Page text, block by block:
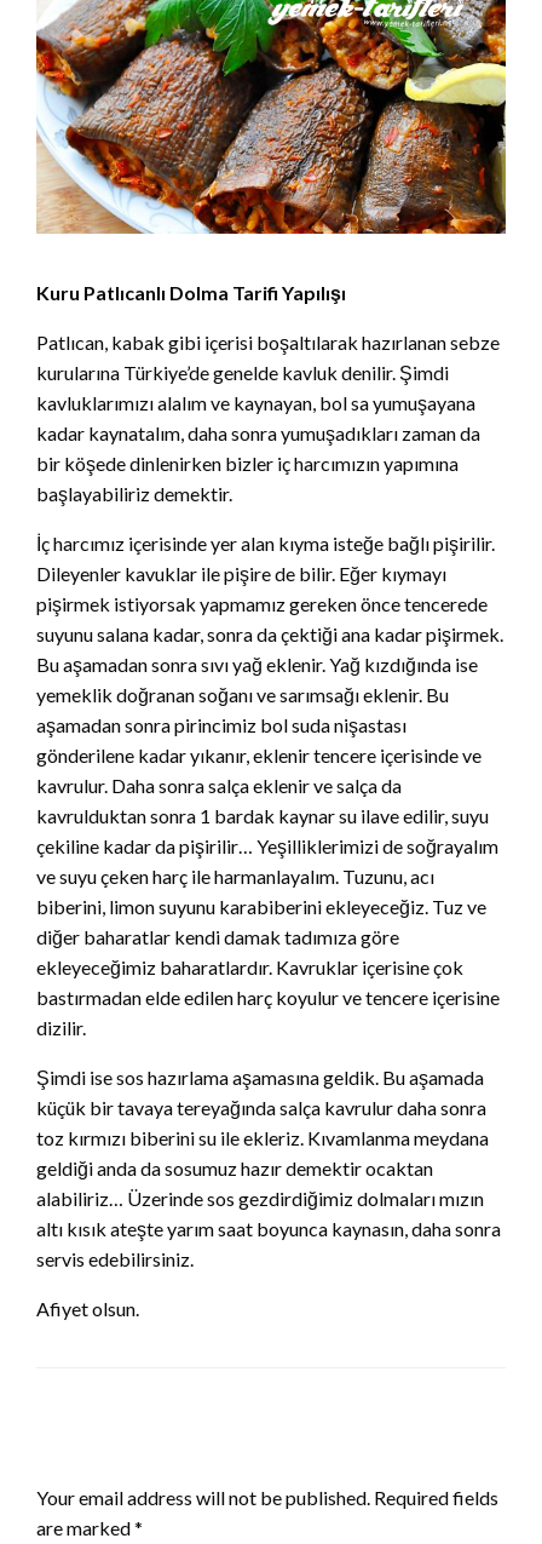
Kuru Patlıcanlı Dolma Tarifi Yapılışı
Patlıcan, kabak gibi içerisi boşaltılarak hazırlanan sebze
kurularına Türkiye’de genelde kavluk denilir. Şimdi
kavluklarımızı alalım ve kaynayan, bol sa yumuşayana
kadar kaynatalım, daha sonra yumuşadıkları zaman da
bir köşede dinlenirken bizler iç harcımızın yapımına
başlayabiliriz demektir.
İç harcımız içerisinde yer alan kıyma isteğe bağlı pişirilir.
Dileyenler kavuklar ile pişire de bilir. Eğer kıymayı
pişirmek istiyorsak yapmamız gereken önce tencerede
suyunu salana kadar, sonra da çektiği ana kadar pişirmek.
Bu aşamadan sonra sıvı yağ eklenir. Yağ kızdığında ise
yemeklik doğranan soğanı ve sarımsağı eklenir. Bu
aşamadan sonra pirincimiz bol suda nişastası
gönderilene kadar yıkanır, eklenir tencere içerisinde ve
kavrulur. Daha sonra salça eklenir ve salça da
kavrulduktan sonra 1 bardak kaynar su ilave edilir, suyu
çekiline kadar da pişirilir… Yeşilliklerimizi de soğrayalım
ve suyu çeken harç ile harmanlayalım. Tuzunu, acı
biberini, limon suyunu karabiberini ekleyeceğiz. Tuz ve
diğer baharatlar kendi damak tadımıza göre
ekleyeceğimiz baharatlardır. Kavruklar içerisine çok
bastırmadan elde edilen harç koyulur ve tencere içerisine
dizilir.
Şimdi ise sos hazırlama aşamasına geldik. Bu aşamada
küçük bir tavaya tereyağında salça kavrulur daha sonra
toz kırmızı biberini su ile ekleriz. Kıvamlanma meydana
geldiği anda da sosumuz hazır demektir ocaktan
alabiliriz… Üzerinde sos gezdirdiğimiz dolmaları mızın
altı kısık ateşte yarım saat boyunca kaynasın, daha sonra
servis edebilirsiniz.
Afiyet olsun.
Your email address will not be published. Required fields
are marked*